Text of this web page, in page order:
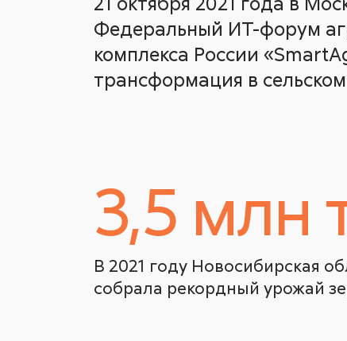
Федеральный ИТ-форум
комплекса России
трансформация в сельском
3,5 млн
В 2021 году Новосибирская
собрала рекордный урожай